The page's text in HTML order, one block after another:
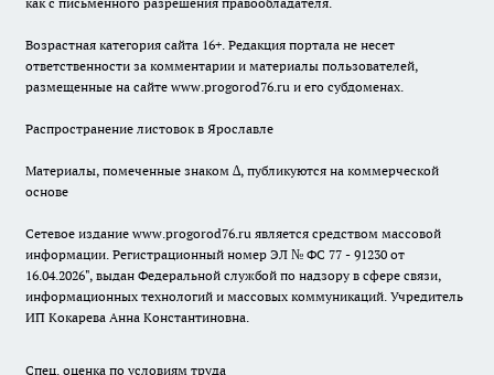
Возрастная категория сайта 16+. Редакция портала не несет
ответственности за комментарии и материалы пользователей,
размещенные на сайте www.progorod76.ru и его субдоменах.
Распространение листовок в Ярославле
Материалы, помеченные знаком ∆, публикуются на коммерческой
основе
Сетевое издание www.progorod76.ru является средством массовой
информации. Регистрационный номер ЭЛ № ФС 77 - 91230 от
16.04.2026", выдан Федеральной службой по надзору в сфере связи,
информационных технологий и массовых коммуникаций. Учредитель
ИП Кокарева Анна Константиновна.
Спец. оценка по условиям труда